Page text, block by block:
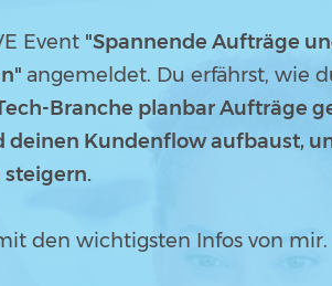
Event "Spannende Aufträge
angemeldet. Du erfährst, wie
Branche planbarAufträge
Kundenflow aufbaust,
den wichtigsten Infos von mir.